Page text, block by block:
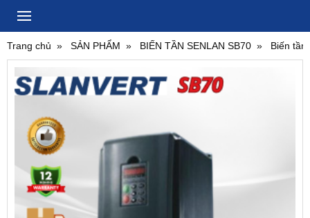
Trang chủ SẢN PHẨM BIẾN TẦN SENLAN SB70 Biến tần